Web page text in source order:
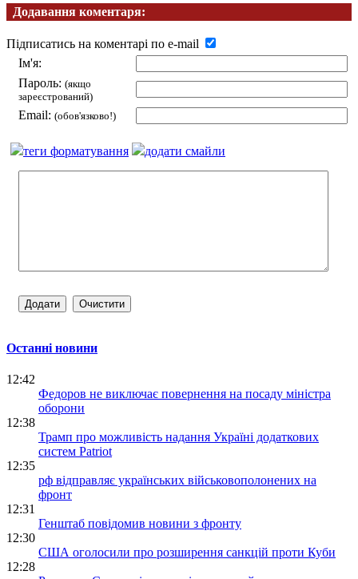
Додавання коментаря:
Підписатись на коментарі по e-mail
Ім'я:
Пароль: (якщо
зареєстрований)
Email: (обов'язково!)
теги форматування додати смайли
Останні новини
12:42
Федоров не виключає повернення на посаду міністра
оборони
12:38
Трамп про можливість надання Україні додаткових
систем Patriot
12:35
рф відправляє українських військовополонених на
фронт
12:31
Генштаб повідомив новини з фронту
12:30
США оголосили про розширення санкцій проти Куби
12:28